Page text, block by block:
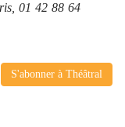
01 42 88 64
S'abonner à Théâtral